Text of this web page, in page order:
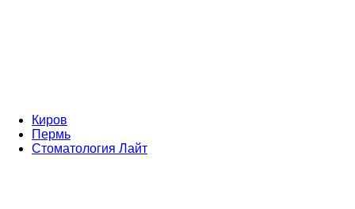
Киров
Пермь
Стоматология Лайт